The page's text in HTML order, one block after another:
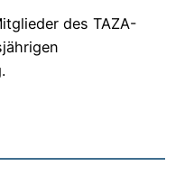
des TAZA-